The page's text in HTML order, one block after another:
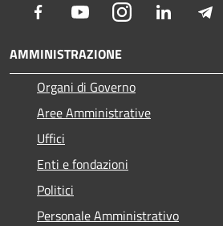
Facebook YoutubeInstagram LinkedIn
AMMINISTRAZIONE
Organi di Governo
Aree Amministrative
Uffici
Enti e fondazioni
Politici
Personale Amministrativo